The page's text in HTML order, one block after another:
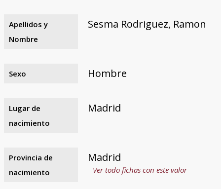
Razones y objetivos
El equipo
Colaboradores
Fuentes documentales
Apellidos y
Nombre
Sesma Rodriguez, Ramon
Sexo Hombre
Lugar de
nacimiento
Madrid
Provincia de
nacimiento
Madrid
Ver todo fichas con este valor